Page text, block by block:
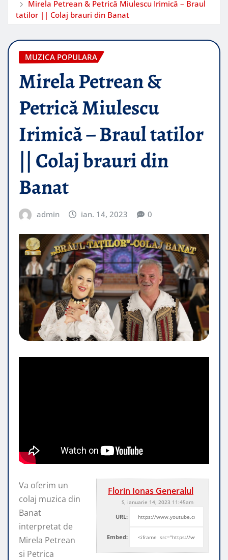
Mirela Petrean & Petrică Miulescu Irimică – Braul
tatilor || Colaj brauri din Banat
MUZICA POPULARA
Mirela Petrean &
Petrică Miulescu
Irimică – Braul tatilor
|| Colaj brauri din
Banat
admin ian. 14, 2023 0
Florin Ionas Generalul
S, ianuarie 14, 2023 11:45am
URL:
Embed:
Va oferim un
colaj muzica din
Banat
interpretat de
Mirela Petrean
si Petrica